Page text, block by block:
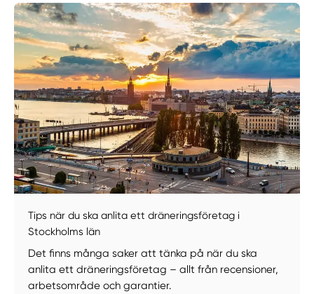
Manuellt Få hjälp
Välj tillvägagångssätt
Tips när du ska anlita ett dräneringsföretag i
Stockholms län
Det finns många saker att tänka på när du ska
anlita ett dräneringsföretag – allt från recensioner,
arbetsområde och garantier.